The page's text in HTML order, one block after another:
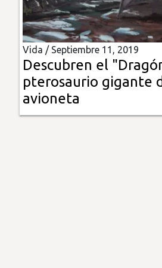
Insólitas
Multimedia
Impreso
Vida / Septiembre 11, 2019
Descubren el
pterosaurio gigante
avioneta